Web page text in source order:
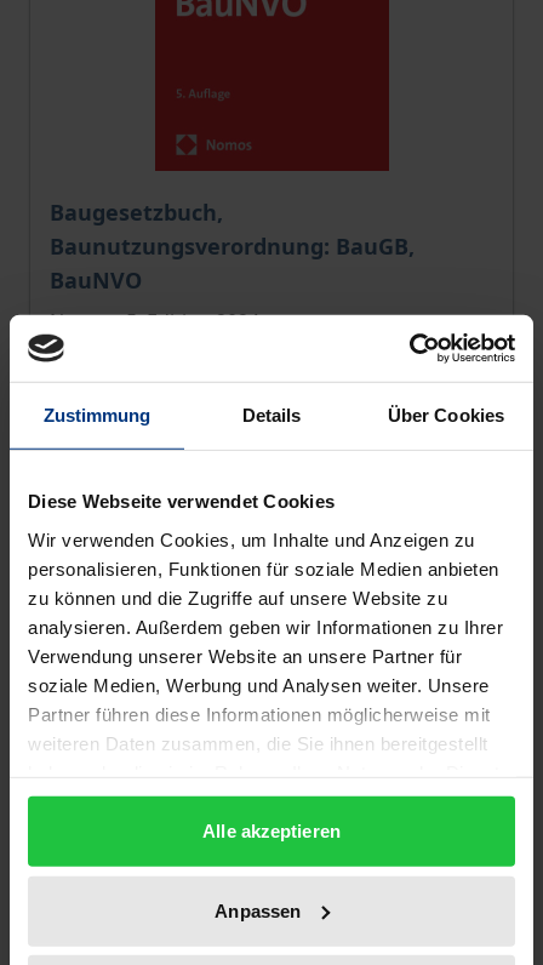
Zustimmung Details Über Cookies
Diese Webseite verwendet Cookies
Wir verwenden Cookies, um Inhalte und Anzeigen zu
personalisieren, Funktionen für soziale Medien anbieten
zu können und die Zugriffe auf unsere Website zu
analysieren. Außerdem geben wir Informationen zu Ihrer
Verwendung unserer Website an unsere Partner für
soziale Medien, Werbung und Analysen weiter. Unsere
Partner führen diese Informationen möglicherweise mit
weiteren Daten zusammen, die Sie ihnen bereitgestellt
gesammelt haben.
Alle akzeptieren
Anpassen
Baugesetzbuch,
Baunutzungsverordnung: BauGB,
BauNVO
Nomos, 5. Edition 2024
€129.00
Add to Cart
Datenschutzrecht
Nomos, 2. Edition 2025